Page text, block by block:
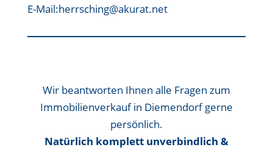
E-Mail:herrsching@akurat.net
Wir beantworten Ihnen alle Fragen zum
Immobilienverkauf in Diemendorf gerne
persönlich.
Natürlich komplett unverbindlich &